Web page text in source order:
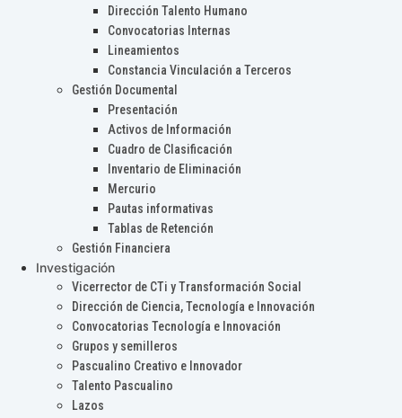
Dirección Talento Humano
Convocatorias Internas
Lineamientos
Constancia Vinculación a Terceros
Gestión Documental
Presentación
Activos de Información
Cuadro de Clasificación
Inventario de Eliminación
Mercurio
Pautas informativas
Tablas de Retención
Gestión Financiera
Investigación
Vicerrector de CTi y Transformación Social
Dirección de Ciencia, Tecnología e Innovación
Convocatorias Tecnología e Innovación
Grupos y semilleros
Pascualino Creativo e Innovador
Talento Pascualino
Lazos